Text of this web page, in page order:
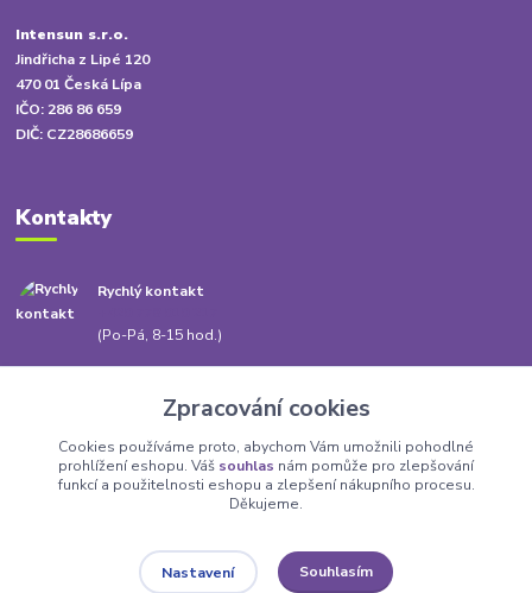
Intensun s.r.o.
Jindřicha z Lipé 120
470 01 Česká Lípa
IČO: 286 86 659
DIČ: CZ28686659
Kontakty
Rychlý kontakt
(Po-Pá, 8-15 hod.)
Upravit sběr cookies.
Zpracování cookies
Cookies používáme proto, abychom Vám umožnili pohodlné
prohlížení eshopu. Váš souhlas nám pomůže pro zlepšování
funkcí a použitelnosti eshopu a zlepšení nákupního procesu.
Děkujeme.
Nastavení Souhlasím